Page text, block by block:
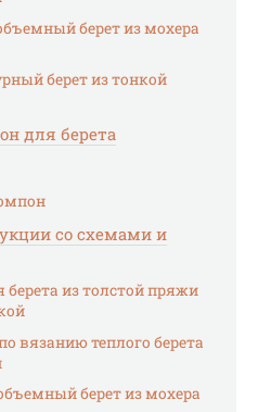
берет из мохера
берет из тонкой
для берета
со схемами и
берета из толстой пряжи
вязанию теплого берета
берет из мохера